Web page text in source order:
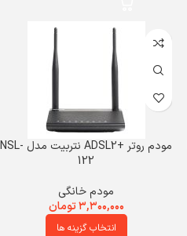
مودم روتر +ADSL2 نتربیت مدل NSL-
122
مودم خانگی
۳,۳۰۰,۰۰۰تومان
انتخاب گزینه ها